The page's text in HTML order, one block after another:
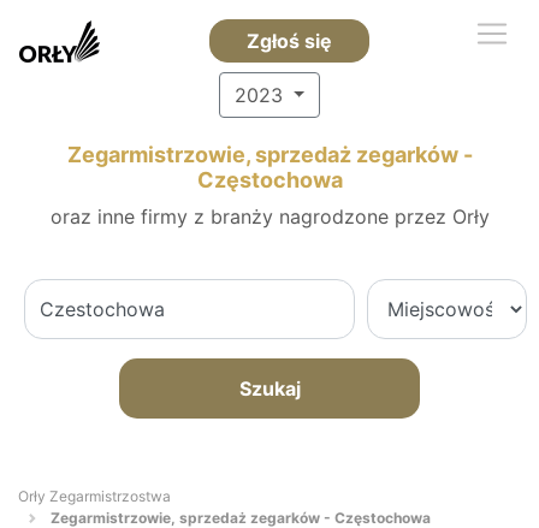
Zgłoś się
2023
Zegarmistrzowie, sprzedaż zegarków -
Częstochowa
oraz inne firmy z branży nagrodzone przez Orły
Szukaj
Orły Zegarmistrzostwa
Zegarmistrzowie, sprzedaż zegarków - Częstochowa